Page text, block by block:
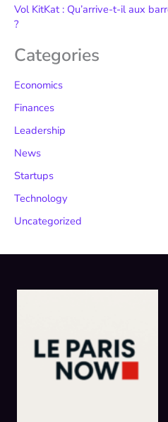
Vol KitKat : Qu’arrive-t-il aux
?
Categories
Economics
Finances
Leadership
News
Startups
Technology
Uncategorized